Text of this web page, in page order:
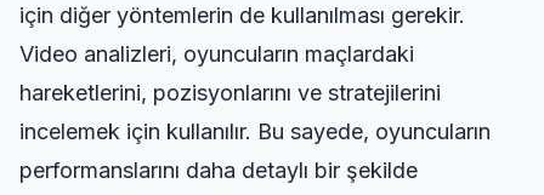
için diğer yöntemlerin de kullanılması gerekir.
Video analizleri, oyuncuların maçlardaki
hareketlerini, pozisyonlarını ve stratejilerini
incelemek için kullanılır. Bu sayede, oyuncuların
performanslarını daha detaylı bir şekilde